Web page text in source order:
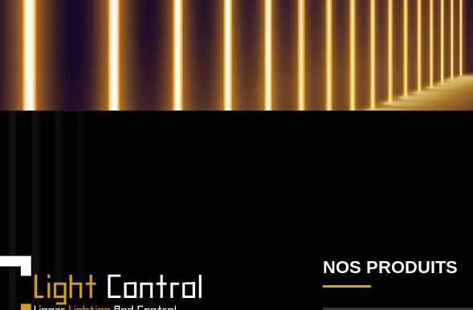
niveau supérieur!
NOS PRODUITS